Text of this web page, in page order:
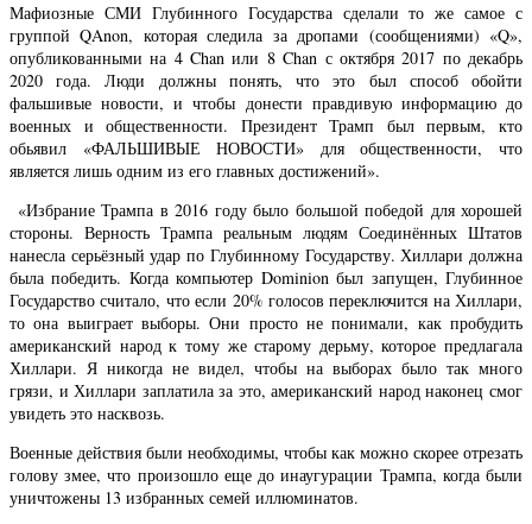
Мафиозные СМИ Глубинного Государства сделали то же самое с
группой QAnon, которая следила за дропами (сообщениями) «Q»,
опубликованными на 4 Chan или 8 Chan с октября 2017 по декабрь
2020 года. Люди должны понять, что это был способ обойти
фальшивые новости, и чтобы донести правдивую информацию до
военных и общественности. Президент Трамп был первым, кто
обьявил «ФАЛЬШИВЫЕ НОВОСТИ» для общественности, что
является лишь одним из его главных достижений».
«Избрание Трампа в 2016 году было большой победой для хорошей
стороны. Верность Трампа реальным людям Соединённых Штатов
нанесла серьёзный удар по Глубинному Государству. Хиллари должна
была победить. Когда компьютер Dominion был запущен, Глубинное
Государство считало, что если 20% голосов переключится на Хиллари,
то она выиграет выборы. Они просто не понимали, как пробудить
американский народ к тому же старому дерьму, которое предлагала
Хиллари. Я никогда не видел, чтобы на выборах было так много
грязи, и Хиллари заплатила за это, американский народ наконец смог
увидеть это насквозь.
Военные действия были необходимы, чтобы как можно скорее отрезать
голову змее, что произошло еще до инаугурации Трампа, когда были
уничтожены 13 избранных семей иллюминатов.